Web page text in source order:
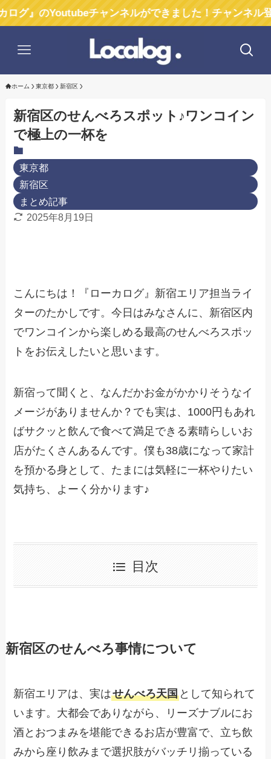
チャンネルができました！チャンネル登録お願い
ホーム 東京都 新宿区
新宿区のせんべろスポット♪ワンコイン
で極上の一杯を
東京都
新宿区
まとめ記事
2025年8月19日
こんにちは！『ローカログ』新宿エリア担当ライ
ターのたかしです。今日はみなさんに、新宿区内
でワンコインから楽しめる最高のせんべろスポッ
トをお伝えしたいと思います。
新宿って聞くと、なんだかお金がかかりそうなイ
メージがありませんか？でも実は、1000円もあれ
ばサクッと飲んで食べて満足できる素晴らしいお
店がたくさんあるんです。僕も38歳になって家計
を預かる身として、たまには気軽に一杯やりたい
気持ち、よーく分かります♪
目次
新宿区のせんべろ事情について
新宿エリアは、実はせんべろ天国 として知られて
います。大都会でありながら、リーズナブルにお
酒とおつまみを堪能できるお店が豊富で、立ち飲
みから座り飲みまで選択肢がバッチリ揃っている